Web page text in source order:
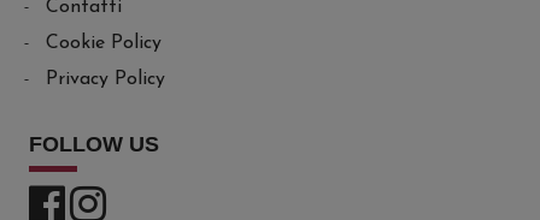
Contatti
Cookie Policy
Privacy Policy
FOLLOW US